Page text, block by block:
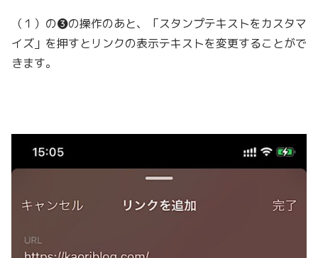
（１）の❸の操作のあと、「スタンプテキストをカスタマ
イズ」を押すとリンクの表示テキストを変更することがで
きます。